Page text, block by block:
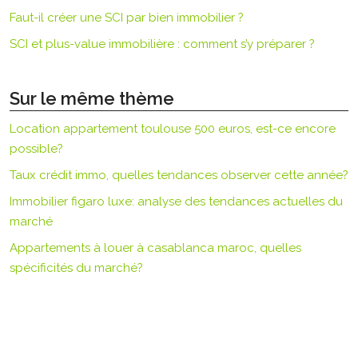
Faut-il créer une SCI par bien immobilier ?
SCI et plus-value immobilière : comment s’y préparer ?
Sur le même thème
Location appartement toulouse 500 euros, est-ce encore
possible?
Taux crédit immo, quelles tendances observer cette année?
Immobilier figaro luxe: analyse des tendances actuelles du
marché
Appartements à louer à casablanca maroc, quelles
spécificités du marché?